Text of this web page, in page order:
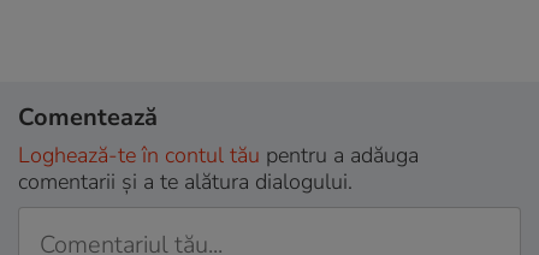
Comentează
Loghează-te în contul tău pentru a adăuga
comentarii și a te alătura dialogului.